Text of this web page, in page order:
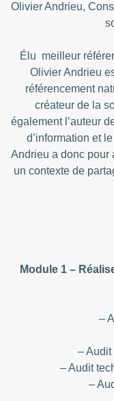
Olivier Andrieu,
Élu meilleur
Olivier Andrieu
référencement
créateur de la
également l’auteur
d’information et
Andrieu a donc pour
un contexte de
Module 1 –
–
– Audit
– Audit
–